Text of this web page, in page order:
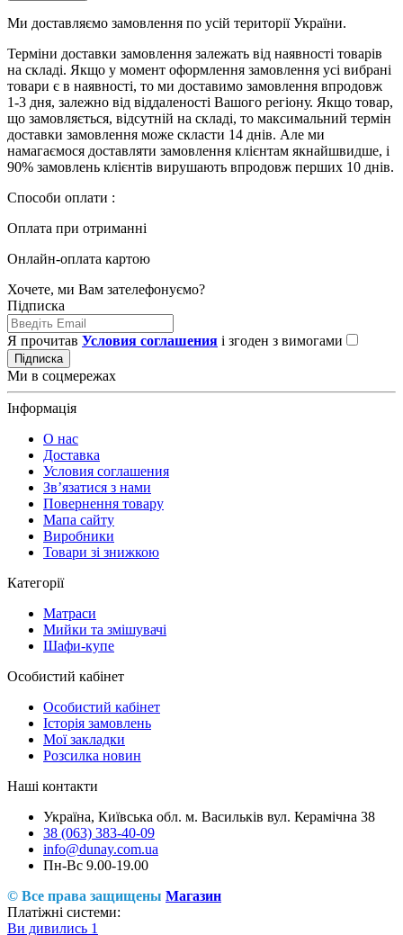
Ми доставляємо замовлення по усій території України.
Терміни доставки замовлення залежать від наявності товарів
на складі. Якщо у момент оформлення замовлення усі вибрані
товари є в наявності, то ми доставимо замовлення впродовж
1-3 дня, залежно від віддаленості Вашого регіону. Якщо товар,
що замовляється, відсутній на складі, то максимальний термін
доставки замовлення може скласти 14 днів. Але ми
намагаємося доставляти замовлення клієнтам якнайшвидше, і
90% замовлень клієнтів вирушають впродовж перших 10 днів.
Способи оплати :
Оплата при отриманні
Онлайн-оплата картою
Хочете, ми Вам зателефонуємо?
Підписка
Я прочитав Условия соглашения і згоден з вимогами
Підписка
Ми в соцмережах
Інформація
О нас
Доставка
Условия соглашения
Зв’язатися з нами
Повернення товару
Мапа сайту
Виробники
Товари зі знижкою
Категорії
Матраси
Мийки та змішувачі
Шафи-купе
Особистий кабінет
Особистий кабінет
Історія замовлень
Мої закладки
Розсилка новин
Наші контакти
Україна, Київська обл. м. Васильків вул. Керамічна 38
38 (063) 383-40-09
info@dunay.com.ua
Пн-Вс 9.00-19.00
© Все права защищены Магазин
Платіжні системи:
Ви дивились 1